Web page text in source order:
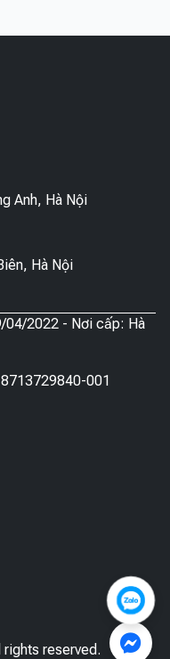
Anh, Hà Nội
Hà Nội
04/2022 - Nơi cấp: Hà
8713729840-001
reserved.